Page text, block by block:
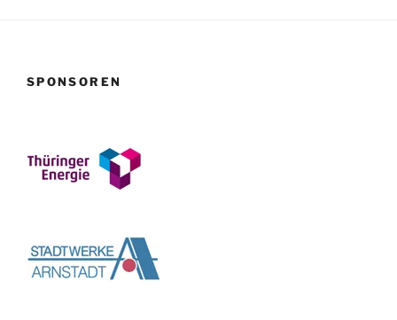
SPONSOREN